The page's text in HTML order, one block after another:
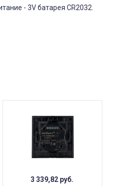
- 3V батарея CR2032.
3 339,82 руб.